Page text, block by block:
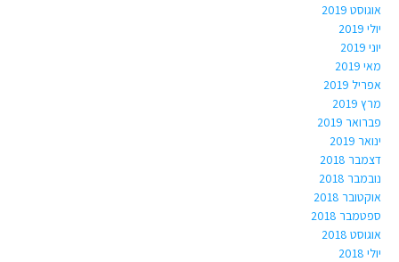
אוגוסט 2019
יולי 2019
יוני 2019
מאי 2019
אפריל 2019
מרץ 2019
פברואר 2019
ינואר 2019
דצמבר 2018
נובמבר 2018
אוקטובר 2018
ספטמבר 2018
אוגוסט 2018
יולי 2018